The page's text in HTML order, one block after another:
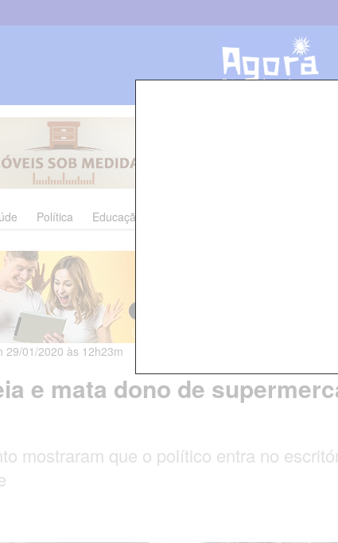
Política Educação
29/01/2020 às 12h23m
e mata dono de
mostraram que o político entra no